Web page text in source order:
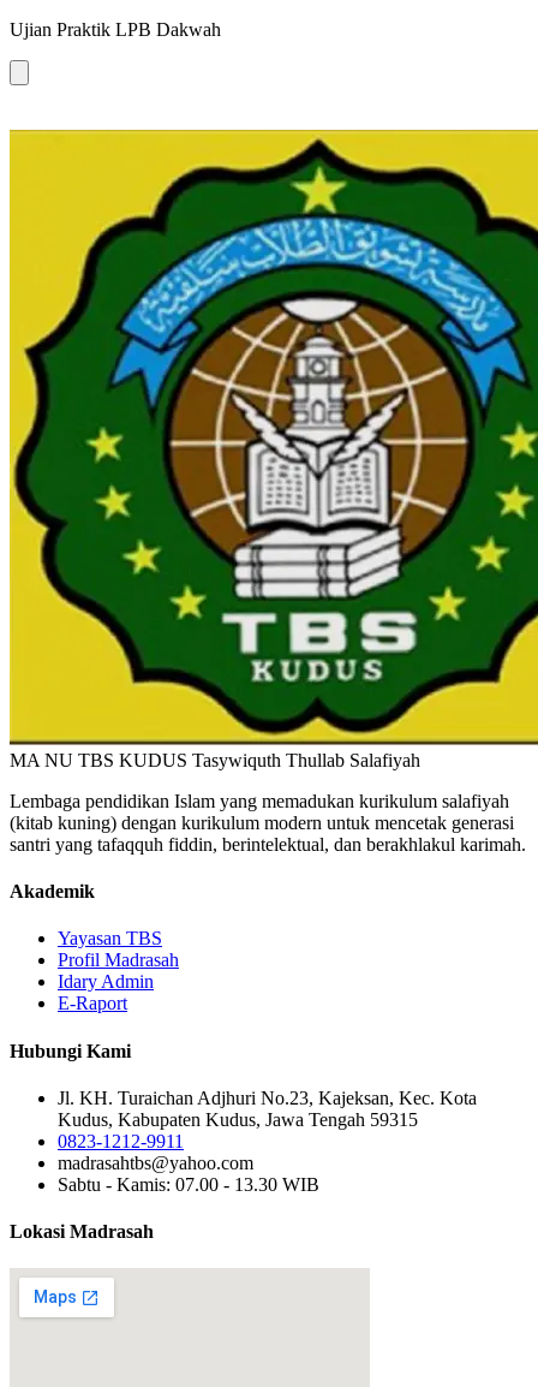
Ujian Praktik LPB Dakwah
MA NU TBS KUDUS Tasywiquth Thullab Salafiyah
Lembaga pendidikan Islam yang memadukan kurikulum salafiyah
(kitab kuning) dengan kurikulum modern untuk mencetak generasi
santri yang tafaqquh fiddin, berintelektual, dan berakhlakul karimah.
Akademik
Yayasan TBS
Profil Madrasah
Idary Admin
E-Raport
Hubungi Kami
Jl. KH. Turaichan Adjhuri No.23, Kajeksan, Kec. Kota
Kudus, Kabupaten Kudus, Jawa Tengah 59315
0823-1212-9911
madrasahtbs@yahoo.com
Sabtu - Kamis: 07.00 - 13.30 WIB
Lokasi Madrasah